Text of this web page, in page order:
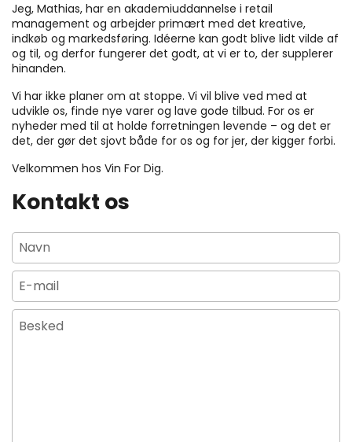
Jeg, Mathias, har en akademiuddannelse i retail
management og arbejder primært med det kreative,
indkøb og markedsføring. Idéerne kan godt blive lidt vilde af
og til, og derfor fungerer det godt, at vi er to, der supplerer
hinanden.
Vi har ikke planer om at stoppe. Vi vil blive ved med at
udvikle os, finde nye varer og lave gode tilbud. For os er
nyheder med til at holde forretningen levende – og det er
det, der gør det sjovt både for os og for jer, der kigger forbi.
Velkommen hos Vin For Dig.
Kontakt os
Navn
E-mail *
Besked